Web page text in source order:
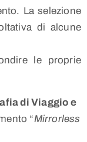
La selezione
di alcune
le proprie
di Viaggio e
“Mirrorless